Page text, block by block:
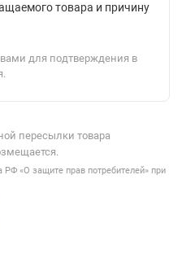
товара и причину
для подтверждения в
пересылки товара
РФ «О защите прав потребителей» при